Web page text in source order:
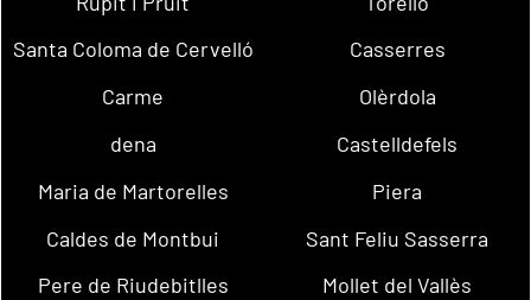
Santa Coloma de Cervelló
Casserres
Carme
Olèrdola
dena
Castelldefels
Maria de Martorelles
Piera
Caldes de Montbui
Sant Feliu Sasserra
Pere de Riudebitlles
Mollet del Vallès